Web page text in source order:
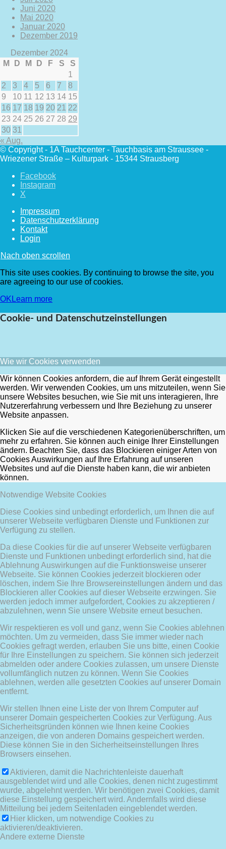
Juni 2020
Mai 2020
Januar 2020
Dezember 2019
Dezember 2024
M
D M D F S
S
1
2
3 4 5 6 7
8
9
10 11 12 13 14 15
16 17 18 19 20 21 22
23 24 25 26 27 28 29
30 31
« Aug.
© Copyright - 1A Tauchcenter - Tauchbasis am Straussee -
Wriezener Straße – Kulturpark - 15344 Strausberg
Facebook
Instagram
X
Impressum
Datenschutzerklärung
Kontakt
Login
Nach oben scrollen
This site uses cookies. By continuing to browse the site, you
are agreeing to our use of cookies.
OK Learn more
Cookie- und Datenschutzeinstellungen
Wie wir Cookies verwenden
Wir können Cookies anfordern, die auf Ihrem Gerät eingestellt
werden. Wir verwenden Cookies, um uns mitzuteilen, wenn Sie
unsere Websites besuchen, wie Sie mit uns interagieren, Ihre
Nutzererfahrung verbessern und Ihre Beziehung zu unserer
Website anpassen.
Klicken Sie auf die verschiedenen Kategorienüberschriften, um
mehr zu erfahren. Sie können auch einige Ihrer Einstellungen
ändern. Beachten Sie, dass das Blockieren einiger Arten von
Cookies Auswirkungen auf Ihre Erfahrung auf unseren
Websites und auf die Dienste haben kann, die wir anbieten
können.
Notwendige Website Cookies
Diese Cookies sind unbedingt erforderlich, um Ihnen die auf
unserer Webseite verfügbaren Dienste und Funktionen zur
Verfügung zu stellen.
Da diese Cookies für die auf unserer Webseite verfügbaren
Dienste und Funktionen unbedingt erforderlich sind, hat die
Ablehnung Auswirkungen auf die Funktionsweise unserer
Webseite. Sie können Cookies jederzeit blockieren oder
löschen, indem Sie Ihre Browsereinstellungen ändern und das
Blockieren aller Cookies auf dieser Webseite erzwingen. Sie
werden jedoch immer aufgefordert, Cookies zu akzeptieren /
abzulehnen, wenn Sie unsere Website erneut besuchen.
Wir respektieren es voll und ganz, wenn Sie Cookies ablehnen
möchten. Um zu vermeiden, dass Sie immer wieder nach
Cookies gefragt werden, erlauben Sie uns bitte, einen Cookie
für Ihre Einstellungen zu speichern. Sie können sich jederzeit
abmelden oder andere Cookies zulassen, um unsere Dienste
vollumfänglich nutzen zu können. Wenn Sie Cookies
ablehnen, werden alle gesetzten Cookies auf unserer Domain
entfernt.
Wir stellen Ihnen eine Liste der von Ihrem Computer auf
unserer Domain gespeicherten Cookies zur Verfügung. Aus
Sicherheitsgründen können wie Ihnen keine Cookies
anzeigen, die von anderen Domains gespeichert werden.
Diese können Sie in den Sicherheitseinstellungen Ihres
Browsers einsehen.
Aktivieren, damit die Nachrichtenleiste dauerhaft
ausgeblendet wird und alle Cookies, denen nicht zugestimmt
wurde, abgelehnt werden. Wir benötigen zwei Cookies, damit
diese Einstellung gespeichert wird. Andernfalls wird diese
Mitteilung bei jedem Seitenladen eingeblendet werden.
Hier klicken, um notwendige Cookies zu
aktivieren/deaktivieren.
Andere externe Dienste